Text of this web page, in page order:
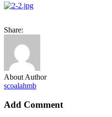
Share:
About Author
scoalahmb
Add Comment